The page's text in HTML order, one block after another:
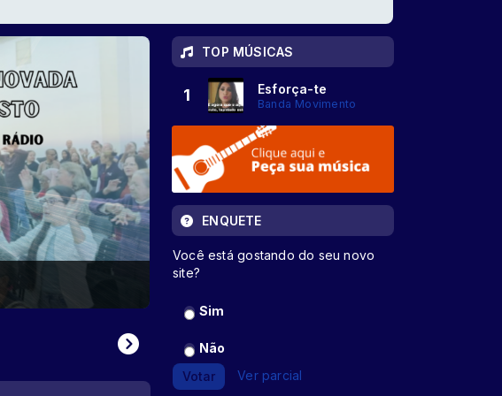
TOP MÚSICAS
1 Esforça-te
Banda Movimento
ENQUETE
Você está gostando do seu novo
site?
Sim
Não
Votar
Ver parcial